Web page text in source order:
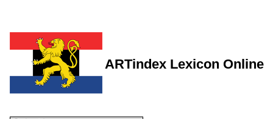
ARTindex Lexicon Online